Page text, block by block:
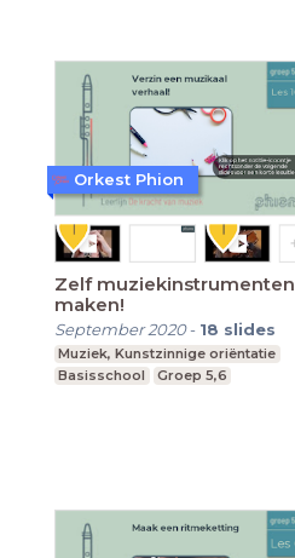
Zelf muziekinstrumenten
maken!
September 2020- 18 slides
Muziek, Kunstzinnige oriëntatie
Basisschool
Groep 5,6
Orkest Phion